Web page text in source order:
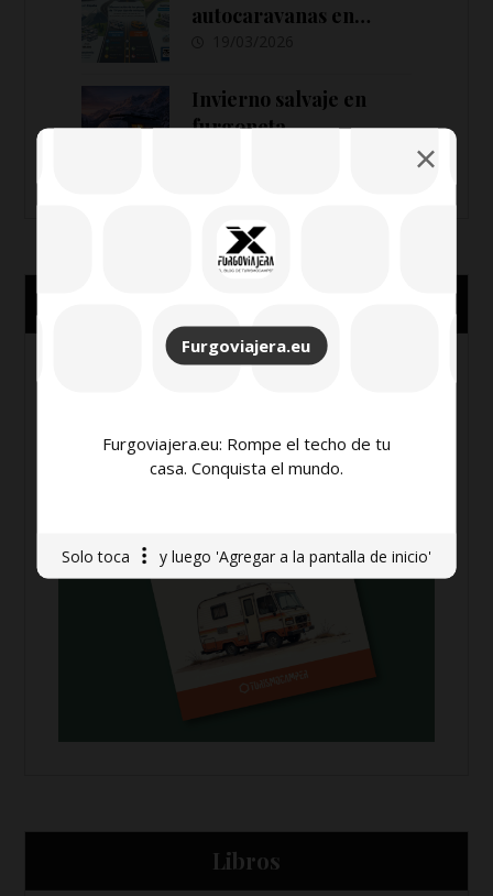
Furgoviajera.eu
Furgoviajera.eu: Rompe el techo de tu
casa. Conquista el mundo.
Solo toca y luego 'Agregar a la pantalla de inicio'
autocaravanas en
estacionamiento y
señalización
Invierno salvaje en
furgoneta
Libros